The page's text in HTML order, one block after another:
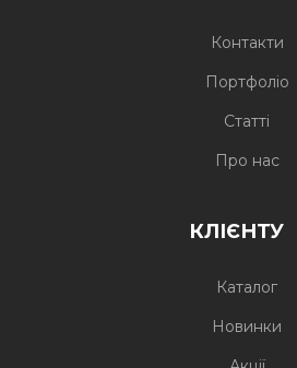
Контакти
Портфоліо
Статті
Про нас
КЛІЄНТУ
Каталог
Новинки